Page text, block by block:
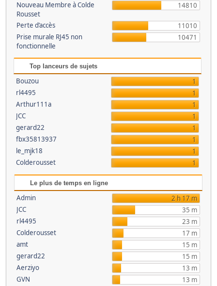
Nouveau Membre à Colde
Rousset
14810
Perte d’accès
11010
Prise murale RJ45 non
fonctionnelle
10471
Top lanceurs de sujets
Bouzou
1
rl4495
1
Arthur111a
1
JCC
1
gerard22
1
fbx35813937
1
le_mjk18
1
Colderousset
1
Le plus de temps en ligne
Admin
2 h 17 m
JCC
35 m
rl4495
23 m
Colderousset
17 m
amt
15 m
gerard22
15 m
Aerziyo
13 m
GVN
13 m